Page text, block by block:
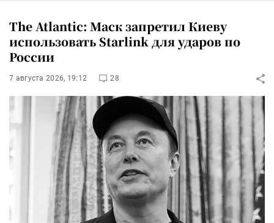
The Atlantic: Маск запретил Киеву
использовать Starlink для ударов по
России
7 августа 2026, 19:12 28